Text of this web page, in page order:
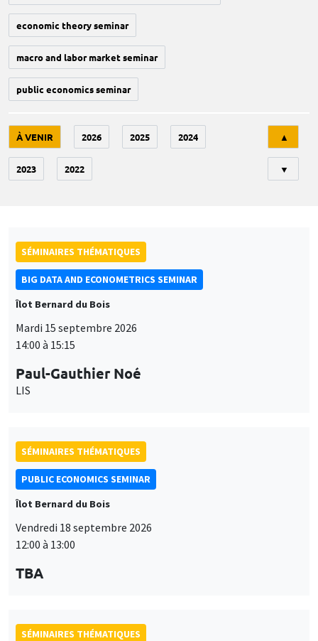
economic theory seminar
macro and labor market seminar
public economics seminar
À VENIR 2026 2025 2024
2023 2022
▲
▼
SÉMINAIRES THÉMATIQUES
BIG DATA AND ECONOMETRICS SEMINAR
Îlot Bernard du Bois
Mardi 15 septembre 2026
14:00 à 15:15
Paul-Gauthier Noé
LIS
SÉMINAIRES THÉMATIQUES
PUBLIC ECONOMICS SEMINAR
Îlot Bernard du Bois
Vendredi 18 septembre 2026
12:00 à 13:00
TBA
SÉMINAIRES THÉMATIQUES